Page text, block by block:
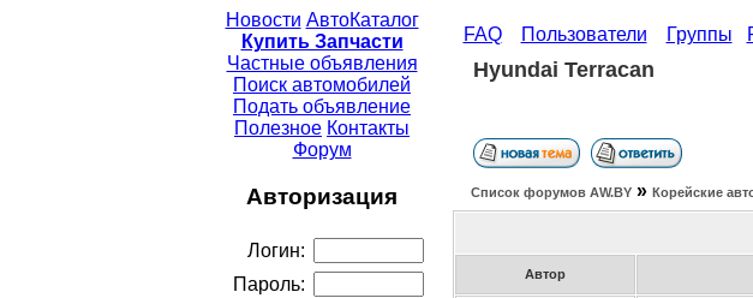
Новости АвтоКаталог
Купить Запчасти
Частные объявления
Поиск автомобилей
Подать объявление
Полезное Контакты
Форум
Авторизация
Логин:
Пароль:
FAQ Пользователи Группы
Hyundai Terracan
Список форумов АW.BY» Корейские
Автор